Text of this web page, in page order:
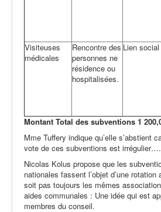
Visiteuses
médicales
Rencontre des
personnes ne
résidence ou
hospitalisées.
Lien social
Montant Total des subventions 1
Mme Tuffery indique qu’elle s’abstient
vote de ces subventions est irrégulier….
Nicolas Kolus propose que les
nationales fassent l’objet d’une
soit pas toujours les mêmes
aides communales : Une idée qui est
membres du conseil.